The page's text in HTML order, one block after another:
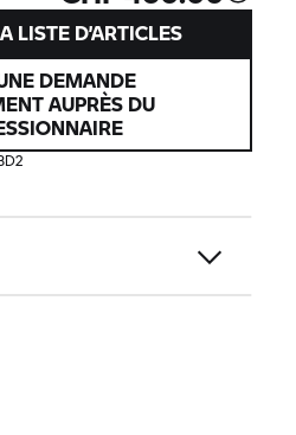
LISTE D’ARTICLES
DEMANDE
AUPRÈS DU